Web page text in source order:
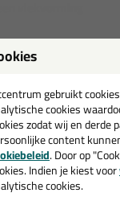
je kit in een
voor
kleur zoekt
gebruikt
cookies
zodat wij en derde
content
. Door op
Indien je kiest voor
cookies.
💚
en ontvang
€35,-bij je eerste